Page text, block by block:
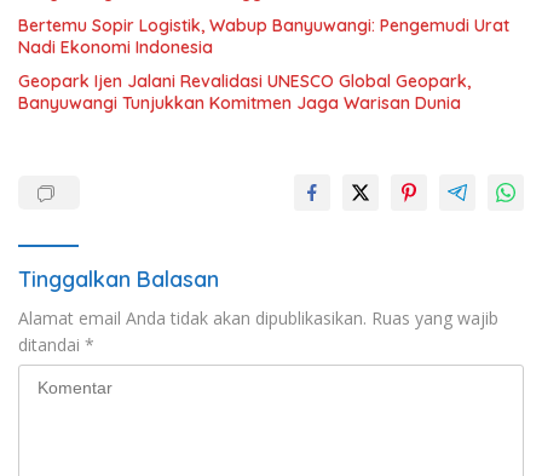
Bertemu Sopir Logistik, Wabup Banyuwangi: Pengemudi Urat
Nadi Ekonomi Indonesia
Geopark Ijen Jalani Revalidasi UNESCO Global Geopark,
Tinggalkan Balasan
Alamat email Anda tidak akan dipublikasikan. Ruas yang wajib
ditandai *